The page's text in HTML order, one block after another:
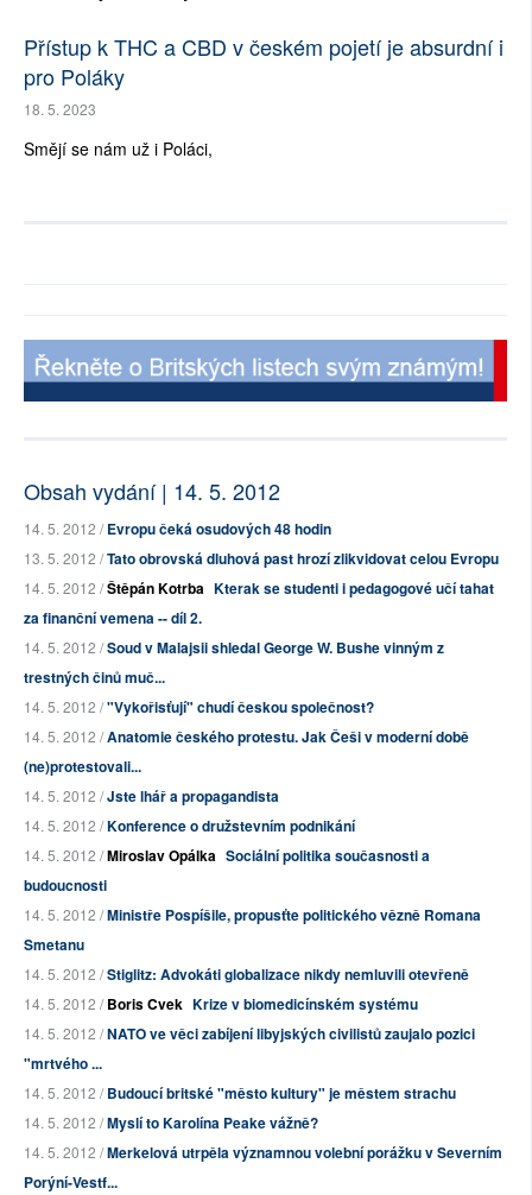
Přístup k THC a CBD v českém pojetí je absurdní i
pro Poláky
18. 5. 2023
Smějí se nám už i Poláci,
Obsah vydání | 14. 5. 2012
14. 5. 2012 /Evropu čeká osudových 48 hodin
13. 5. 2012 /Tato obrovská dluhová past hrozí zlikvidovat celou Evropu
14. 5. 2012 /Štěpán Kotrba Kterak se studenti i pedagogové učí tahat
za finanční vemena -- díl 2.
14. 5. 2012 /Soud v Malajsii shledal George W. Bushe vinným z
trestných činů muč...
14. 5. 2012 /"Vykořisťují" chudí českou společnost?
14. 5. 2012 /Anatomie českého protestu. Jak Češi v moderní době
(ne)protestovali...
14. 5. 2012 /Jste lhář a propagandista
14. 5. 2012 /Konference o družstevním podnikání
14. 5. 2012 /Miroslav Opálka Sociální politika současnosti a
budoucnosti
14. 5. 2012 /Ministře Pospíšile, propusťte politického vězně Romana
Smetanu
14. 5. 2012 /Stiglitz: Advokáti globalizace nikdy nemluvili otevřeně
14. 5. 2012 /Boris Cvek Krize v biomedicínském systému
14. 5. 2012 /NATO ve věci zabíjení libyjských civilistů zaujalo pozici
"mrtvého ...
14. 5. 2012 /Budoucí britské "město kultury" je městem strachu
14. 5. 2012 /Myslí to Karolína Peake vážně?
14. 5. 2012 /Merkelová utrpěla významnou volební porážku v Severním
Porýní-Vestf...